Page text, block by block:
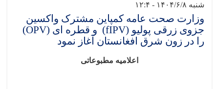
شنبه ۱۴۰۴/۶/۸ - ۱۲:۴
وزارت صحت عامه کمپاین مشترک واکسین
جزوی زرقی پولیو (fIPV) و قطره ای (OPV)
را در زون شرق افغانستان آغاز نمود
اعلامیه مطبوعاتی